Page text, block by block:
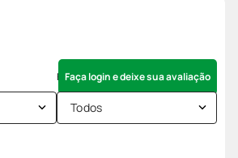
Faça login e deixe sua avaliação
Todos